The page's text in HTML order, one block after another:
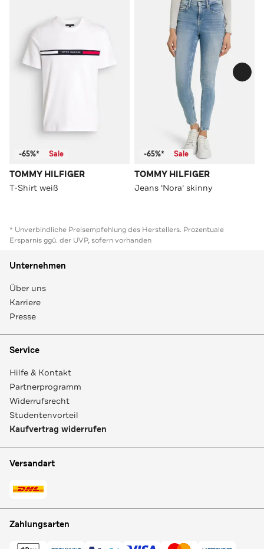
-65%* Sale
TOMMY HILFIGER
T-Shirt weiß
-65%* Sale
TOMMY HILFIGER
Jeans 'Nora' skinny
* Unverbindliche Preisempfehlung des Herstellers. Prozentuale
Ersparnis ggü. der UVP, sofern vorhanden
Unternehmen
Über uns
Karriere
Presse
Service
Hilfe & Kontakt
Partnerprogramm
Widerrufsrecht
Studentenvorteil
Kaufvertrag widerrufen
Versandart
Zahlungsarten